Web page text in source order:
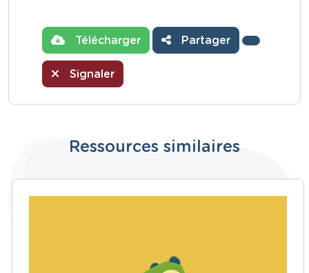
Télécharger Partager
Signaler
Ressources similaires